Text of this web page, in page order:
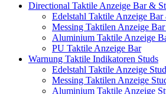
Directional Taktile Anzeige Bar &
Edelstahl Taktile Anzeige Bar
Messing Taktilen Anzeige
Aluminium Taktile Anzeige
PU Taktile Anzeige Bar
Warnung Taktile Indikatoren Studs
Edelstahl Taktile Anzeige
Messing Taktilen Anzeige
Aluminium Taktile Anzeige